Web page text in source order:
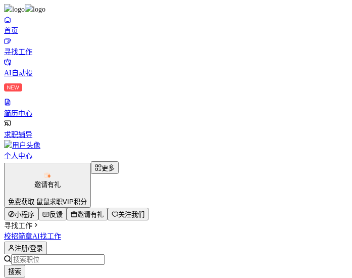
首页
寻找工作
AI自动投
简历中心
求职辅导
个人中心
邀请有礼
免费获取 鼠鼠求职VIP积分
更多
小程序 反馈 邀请有礼
关注我们
寻找工作
校招简章AI找工作
注册/登录
搜索